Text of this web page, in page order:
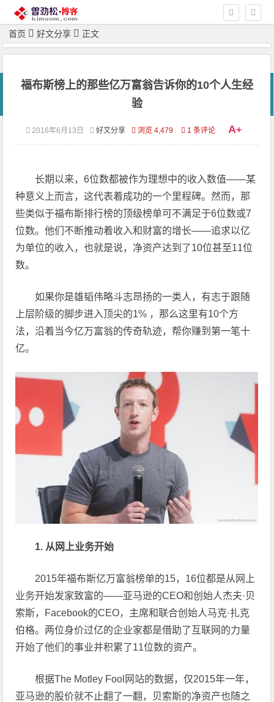
首页 好文分享 正文
福布斯榜上的那些亿万富翁告诉你的10个人生经
验
2016年6月13日 好文分享 浏览 4,479 1 条评论 A+
长期以来，6位数都被作为理想中的收入数值——某
种意义上而言，这代表着成功的一个里程碑。然而，那
些类似于福布斯排行榜的顶级榜单可不满足于6位数或7
位数。他们不断推动着收入和财富的增长——追求以亿
为单位的收入，也就是说，净资产达到了10位甚至11位
数。
如果你是雄韬伟略斗志昂扬的一类人，有志于跟随
上层阶级的脚步进入顶尖的1% ，那么这里有10个方
法，沿着当今亿万富翁的传奇轨迹，帮你赚到第一笔十
亿。
1. 从网上业务开始
2015年福布斯亿万富翁榜单的15，16位都是从网上
业务开始发家致富的——亚马逊的CEO和创始人杰夫·贝
索斯，Facebook的CEO，主席和联合创始人马克·扎克
伯格。两位身价过亿的企业家都是借助了互联网的力量
开始了他们的事业并积累了11位数的资产。
根据The Motley Fool网站的数据，仅2015年一年，
亚马逊的股价就不止翻了一翻，贝索斯的净资产也随之